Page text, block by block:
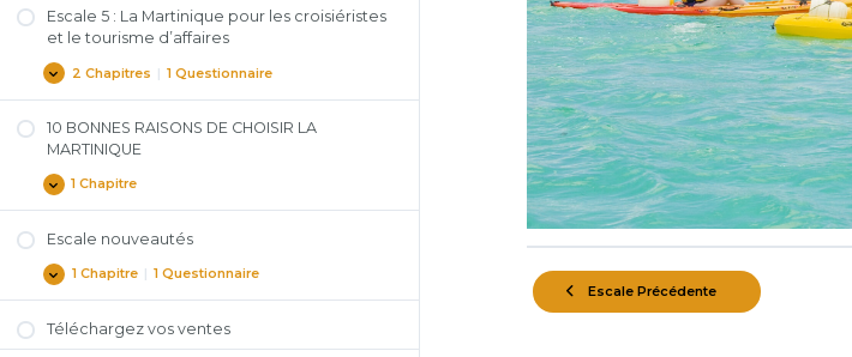
Escale 5 : La Martinique pour les croisiéristes
et le tourisme d’affaires
2 Chapitres | 1 Questionnaire
10 BONNES RAISONS DE CHOISIR LA
MARTINIQUE
1 Chapitre
Escale nouveautés
1 Chapitre | 1 Questionnaire
Téléchargez vos ventes
Escale Précédente